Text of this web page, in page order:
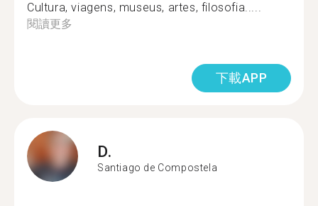
Cultura, viagens, museus, artes, filosofia.....
閱讀更多
下載APP
D.
Santiago de Compostela